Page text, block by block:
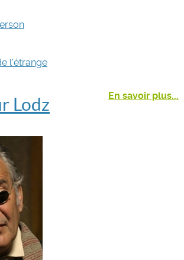
l'étrange
En savoir plus...
Lodz